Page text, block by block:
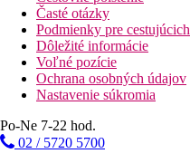
Časté otázky
Podmienky pre cestujúcich
Dôležité informácie
Voľné pozície
Ochrana osobných údajov
Nastavenie súkromia
Po-Ne 7-22 hod.
02 / 5720 5700